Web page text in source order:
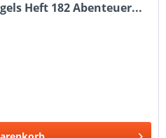
Heft 182 Abenteuer...